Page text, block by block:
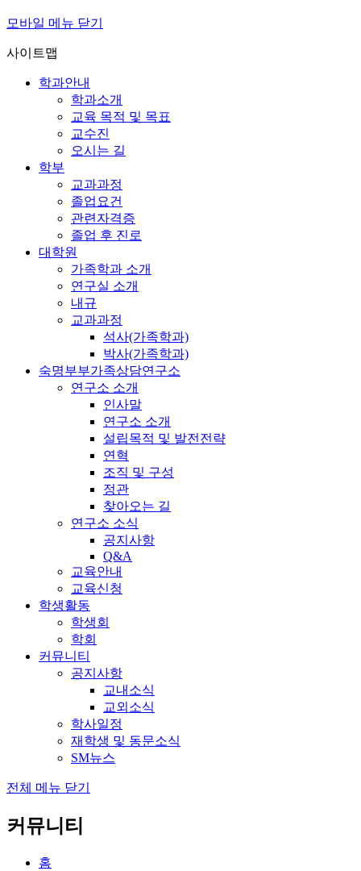
모바일 메뉴 닫기
사이트맵
학과안내
학과소개
교육 목적 및 목표
교수진
오시는 길
학부
교과과정
졸업요건
관련자격증
졸업 후 진로
대학원
가족학과 소개
연구실 소개
내규
교과과정
석사(가족학과)
박사(가족학과)
숙명부부가족상담연구소
연구소 소개
인사말
연구소 소개
설립목적 및 발전전략
연혁
조직 및 구성
정관
찾아오는 길
연구소 소식
공지사항
Q&A
교육안내
교육신청
학생활동
학생회
학회
커뮤니티
공지사항
교내소식
교외소식
학사일정
재학생 및 동문소식
SM뉴스
전체 메뉴 닫기
커뮤니티
홈